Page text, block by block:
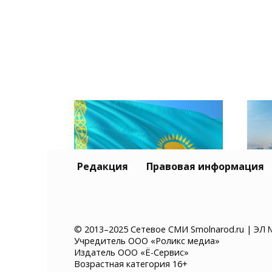
Казахстан хочет ввести
платное разрешение на
въезд для иностранцев
и
Редакция Правовая информация
© 2013–2025 Сетевое СМИ Smolnarod.ru | ЭЛ
Учредитель ООО «Роликс медиа»
Издатель ООО «Ё-Сервис»
Возрастная категория 16+